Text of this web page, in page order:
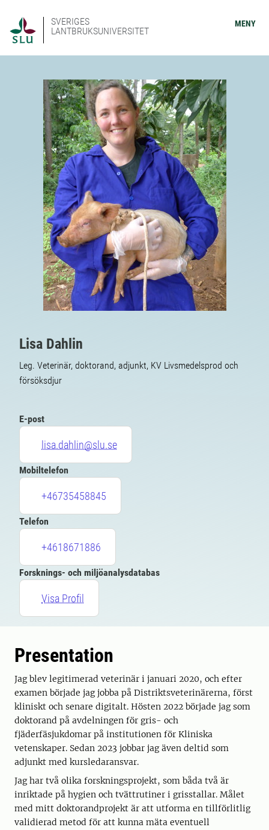
SVERIGES
LANTBRUKSUNIVERSITET
MENY
Lisa Dahlin
Leg. Veterinär, doktorand, adjunkt, KV Livsmedelsprod och
försöksdjur
E-post
lisa.dahlin@slu.se
Mobiltelefon
+46735458845
Telefon
+4618671886
Forsknings- och miljöanalysdatabas
Visa Profil
Presentation
Jag blev legitimerad veterinär i januari 2020, och efter
examen började jag jobba på Distriktsveterinärerna, först
kliniskt och senare digitalt. Hösten 2022 började jag som
doktorand på avdelningen för gris- och
fjäderfäsjukdomar på institutionen för Kliniska
vetenskaper. Sedan 2023 jobbar jag även deltid som
adjunkt med kursledaransvar.
Jag har två olika forskningsprojekt, som båda två är
inriktade på hygien och tvättrutiner i grisstallar. Målet
med mitt doktorandprojekt är att utforma en tillförlitlig
validierad metod för att kunna mäta eventuell